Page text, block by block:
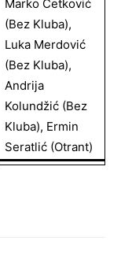
Marko Cetković
(bez Kluba),
Luka Merdović
(bez Kluba),
Andrija
Kolundžić (bez
Kluba), Ermin
Seratlić (Otrant)